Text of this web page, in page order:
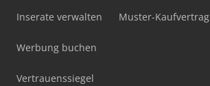
Inserate verwalten
Werbung buchen
Vertrauenssiegel
Muster-Kaufvertrag